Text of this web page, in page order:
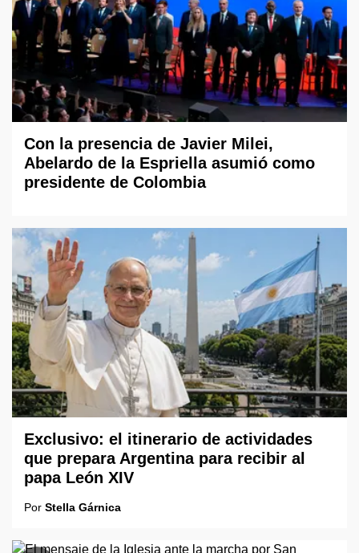
Con la presencia de Javier Milei,
Abelardo de la Espriella asumió como
presidente de Colombia
Exclusivo: el itinerario de actividades
que prepara Argentina para recibir al
papa León XIV
Por Stella Gárnica